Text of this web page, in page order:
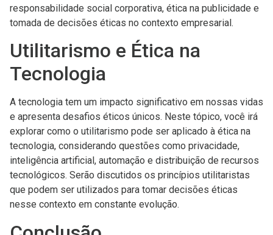
responsabilidade social corporativa, ética na publicidade e
tomada de decisões éticas no contexto empresarial.
Utilitarismo e Ética na
Tecnologia
A tecnologia tem um impacto significativo em nossas vidas
e apresenta desafios éticos únicos. Neste tópico, você irá
explorar como o utilitarismo pode ser aplicado à ética na
tecnologia, considerando questões como privacidade,
inteligência artificial, automação e distribuição de recursos
tecnológicos. Serão discutidos os princípios utilitaristas
que podem ser utilizados para tomar decisões éticas
nesse contexto em constante evolução.